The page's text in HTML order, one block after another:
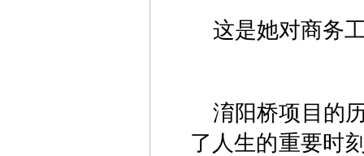
这是她对商务
淯阳桥项目的
了人生的重要时